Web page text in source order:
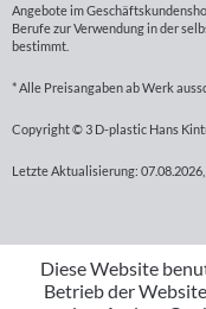
Angebote im
Berufe zur Verwendung in der
bestimmt.
* Alle Preisangaben ab Werk
Copyright © 3 D-plastic Hans
Letzte Aktualisierung:
Diese Website
Betrieb der